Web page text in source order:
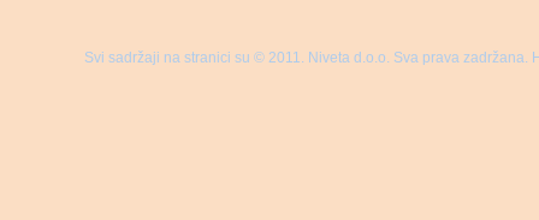
Svi sadržaji na stranici su © 2011. Niveta d.o.o. Sva prava zadržana.